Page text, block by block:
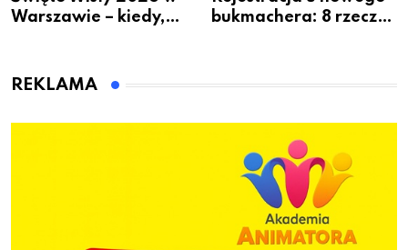
Warszawie – kiedy,
bukmachera: 8 rzeczy,
REKLAMA